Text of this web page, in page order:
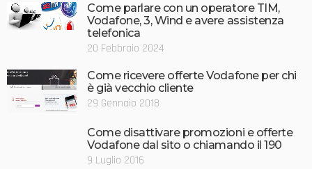
Come parlare con un operatore TIM,
Vodafone, 3, Wind e avere assistenza
telefonica
20 Febbraio 2024
Come ricevere offerte Vodafone per chi
è già vecchio cliente
29 Gennaio 2018
Come disattivare promozioni e offerte
Vodafone dal sito o chiamando il 190
9 Luglio 2016